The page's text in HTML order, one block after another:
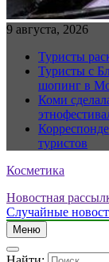
9 августа, 2026
Туристы
Туристы с
шопинг в
Коми
туристов
Косметика
Новостная
Случайные
Меню